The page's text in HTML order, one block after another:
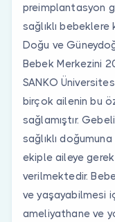
preimplantasyon
sağlıklı
Doğu ve
Bebek Merkezini
SANKO
birçok ailenin bu
sağlamıştır.
sağlıklı
ekiple aileye
verilmektedir.
ve yaşayabilmesi
ameliyathane ve